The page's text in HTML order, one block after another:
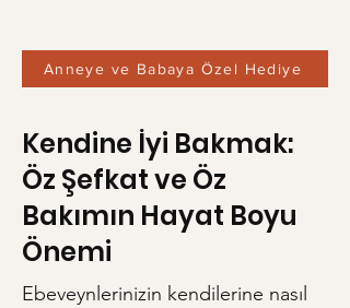
Anneye ve Babaya Özel Hediye
Kendine İyi Bakmak:
Öz Şefkat ve Öz
Bakımın Hayat Boyu
Önemi
Ebeveynlerinizin kendilerine nasıl